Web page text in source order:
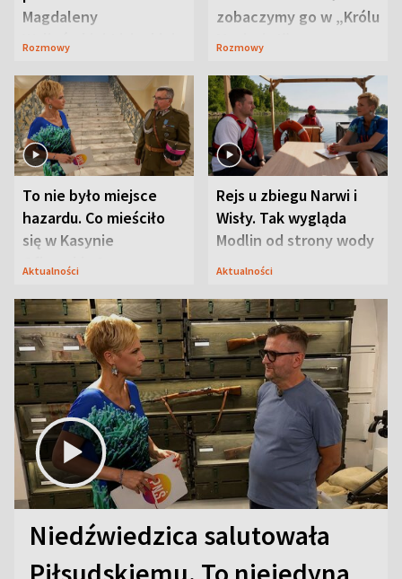
Magdaleny
Waligórskiej-Lisieckiej.
Rozmowy
zobaczymy go w „Królu
Maciusiu I”
Rozmowy
To nie było miejsce
hazardu. Co mieściło
się w Kasynie
Oficerskim?
Aktualności
Rejs u zbiegu Narwi i
Wisły. Tak wygląda
Modlin od strony wody
Aktualności
Niedźwiedzica salutowała